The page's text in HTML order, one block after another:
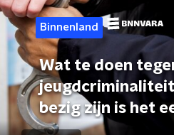
Binnenland
Wat te doen
bezig zijn is het